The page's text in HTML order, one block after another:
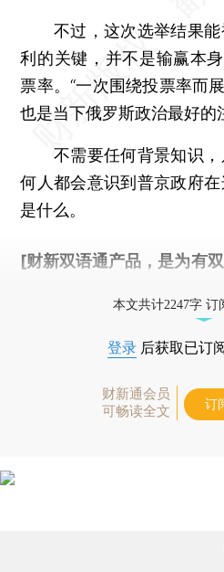
不过，这次选举结果能
利的关键，并不是输赢本
票率。“一次围绕投票率而
也是当下俄罗斯政治最好的
不需要任何背景知识，
何人都会意识到普京政府
是什么。
[财新双语通产品，是为有
本文共计2247字 订
登录 后获取已订
财新通会员
可畅读全文
订